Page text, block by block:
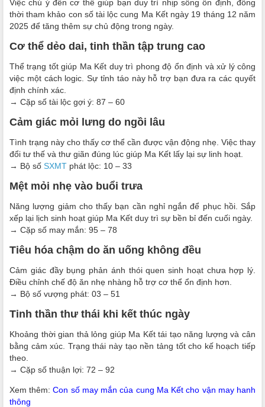
Việc chú ý đến cơ thể giúp bạn duy trì nhịp sống ổn định, đồng
thời tham khảo con số tài lộc cung Ma Kết ngày 19 tháng 12 năm
2025 để tăng thêm sự chủ động trong ngày.
Cơ thể dẻo dai, tinh thần tập trung cao
Thể trạng tốt giúp Ma Kết duy trì phong độ ổn định và xử lý công
việc một cách logic. Sự tỉnh táo này hỗ trợ bạn đưa ra các quyết
định chính xác.
→ Cặp số tài lộc gợi ý: 87 – 60
Cảm giác mỏi lưng do ngồi lâu
Tình trạng này cho thấy cơ thể cần được vận động nhẹ. Việc thay
đổi tư thế và thư giãn đúng lúc giúp Ma Kết lấy lại sự linh hoạt.
→ Bộ số SXMT phát lộc: 10 – 33
Mệt mỏi nhẹ vào buổi trưa
Năng lượng giảm cho thấy bạn cần nghỉ ngắn để phục hồi. Sắp
xếp lại lịch sinh hoạt giúp Ma Kết duy trì sự bền bỉ đến cuối ngày.
→ Cặp số may mắn: 95 – 78
Tiêu hóa chậm do ăn uống không đều
Cảm giác đầy bụng phản ánh thói quen sinh hoạt chưa hợp lý.
Điều chỉnh chế độ ăn nhẹ nhàng hỗ trợ cơ thể ổn định hơn.
→ Bộ số vượng phát: 03 – 51
Tinh thần thư thái khi kết thúc ngày
Khoảng thời gian thả lỏng giúp Ma Kết tái tạo năng lượng và cân
bằng cảm xúc. Trạng thái này tạo nền tảng tốt cho kế hoạch tiếp
theo.
→ Cặp số thuận lợi: 72 – 92
Xem thêm:Con số may mắn của cung Ma Kết cho vận may hanh
thông